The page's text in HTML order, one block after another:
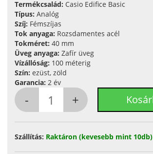
Termékcsalád: Casio Edifice Basic
Típus: Analóg
Szíj: Fémszíjas
Tok anyaga: Rozsdamentes acél
Tokméret: 40 mm
Üveg anyaga: Zafír üveg
Vízállóság: 100 méterig
Szín: ezüst, zöld
Garancia: 2 év
Szállítás: Raktáron (kevesebb mint 10db)